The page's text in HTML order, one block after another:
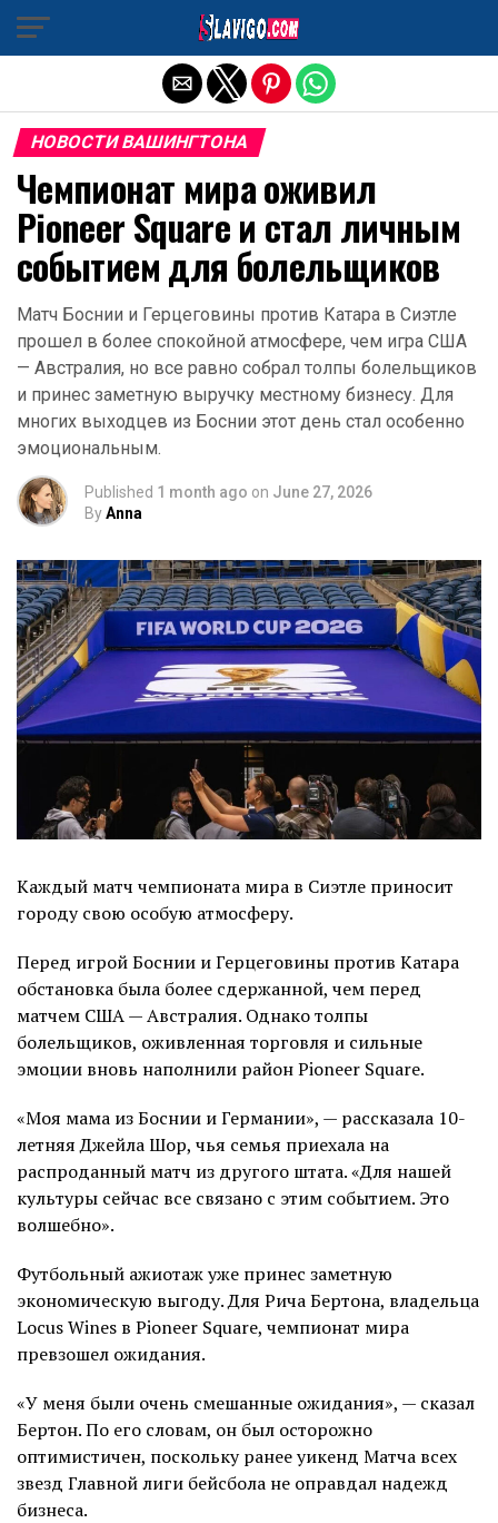
НОВОСТИ ВАШИНГТОНА
Чемпионат мира оживил
Pioneer Square и стал личным
событием для болельщиков
Матч Боснии и Герцеговины против Катара в Сиэтле
прошел в более спокойной атмосфере, чем игра США
— Австралия, но все равно собрал толпы болельщиков
и принес заметную выручку местному бизнесу. Для
многих выходцев из Боснии этот день стал особенно
эмоциональным.
Published 1 month ago on June 27, 2026
ByAnna
Каждый матч чемпионата мира в Сиэтле приносит
городу свою особую атмосферу.
Перед игрой Боснии и Герцеговины против Катара
обстановка была более сдержанной, чем перед
матчем США — Австралия. Однако толпы
болельщиков, оживленная торговля и сильные
эмоции вновь наполнили район Pioneer Square.
«Моя мама из Боснии и Германии», — рассказала 10-
летняя Джейла Шор, чья семья приехала на
распроданный матч из другого штата. «Для нашей
культуры сейчас все связано с этим событием. Это
волшебно».
Футбольный ажиотаж уже принес заметную
экономическую выгоду. Для Рича Бертона, владельца
Locus Wines в Pioneer Square, чемпионат мира
превзошел ожидания.
«У меня были очень смешанные ожидания», — сказал
Бертон. По его словам, он был осторожно
оптимистичен, поскольку ранее уикенд Матча всех
звезд Главной лиги бейсбола не оправдал надежд
бизнеса.
Exit mobile version